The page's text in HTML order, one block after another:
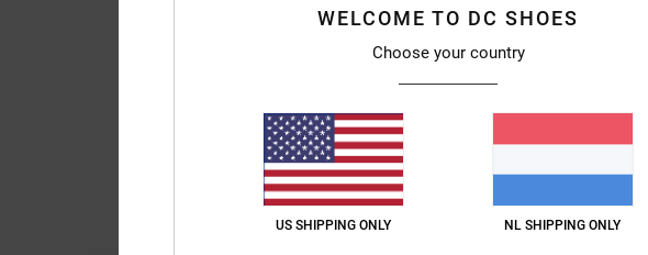
83%
WELCOME TO DC SHOES
Choose your country
US SHIPPING ONLY NL SHIPPING ONLY